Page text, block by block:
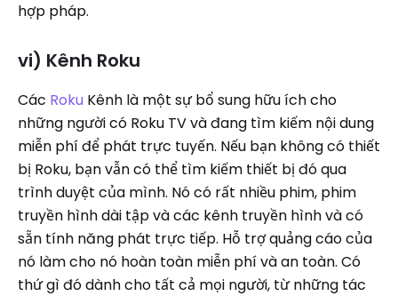
hợp pháp.
vi) Kênh Roku
Các Roku Kênh là một sự bổ sung hữu ích cho
những người có Roku TV và đang tìm kiếm nội dung
miễn phí để phát trực tuyến. Nếu bạn không có thiết
bị Roku, bạn vẫn có thể tìm kiếm thiết bị đó qua
trình duyệt của mình. Nó có rất nhiều phim, phim
truyền hình dài tập và các kênh truyền hình và có
sẵn tính năng phát trực tiếp. Hỗ trợ quảng cáo của
nó làm cho nó hoàn toàn miễn phí và an toàn. Có
thứ gì đó dành cho tất cả mọi người, từ những tác